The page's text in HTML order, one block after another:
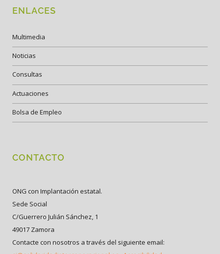
ENLACES
Multimedia
Noticias
Consultas
Actuaciones
Bolsa de Empleo
CONTACTO
ONG con Implantación estatal.
Sede Social
C/Guerrero Julián Sánchez, 1
49017 Zamora
Contacte con nosotros a través del siguiente email: